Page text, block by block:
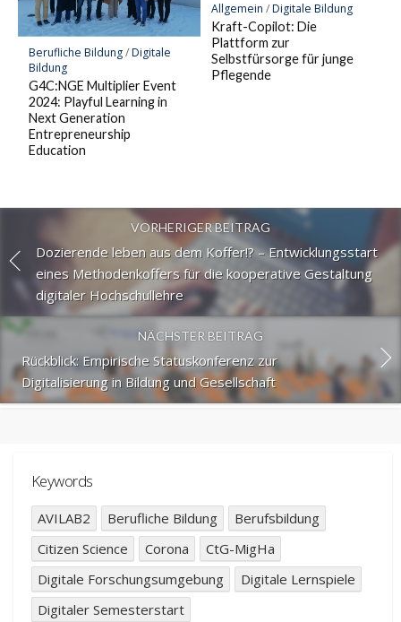
Berufliche Bildung/Digitale
Bildung
G4C:NGE Multiplier Event
2024: Playful Learning in
Next Generation
Entrepreneurship
Education
Allgemein /Digitale Bildung
Kraft-Copilot: Die
Plattform zur
Selbstfürsorge für junge
Pflegende
VORHERIGER BEITRAG
Dozierende leben aus dem Koffer!? – Entwicklungsstart
eines Methodenkoffers für die kooperative Gestaltung
digitaler Hochschullehre
NÄCHSTER BEITRAG
Rückblick: Empirische Statuskonferenz zur
Digitalisierung in Bildung und Gesellschaft
Keywords
AVILAB2 Berufliche Bildung
Berufsbildung
Citizen Science
Corona
CtG-MigHa
Digitale Forschungsumgebung
Digitale Lernspiele
Digitaler Semesterstart